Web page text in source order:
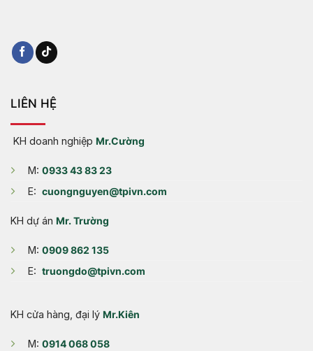
LIÊN HỆ
KH doanh nghiệp Mr.Cường
M: 0933 43 83 23
E: cuongnguyen@tpivn.com
KH dự án Mr. Trường
M: 0909 862 135
E: truongdo@tpivn.com
KH cửa hàng, đại lý Mr.Kiên
M: 0914 068 058